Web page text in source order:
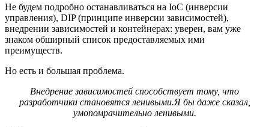
Не будем подробно останавливаться на IoC (инверсии
управления), DIP (принципе инверсии зависимостей),
внедрении зависимостей и контейнерах: уверен, вам уже
знаком обширный список предоставляемых ими
преимуществ.
Но есть и большая проблема.
Внедрение зависимостей способствует тому, что
разработчики становятся ленивыми.Я бы даже сказал,
умопомрачительно ленивыми.